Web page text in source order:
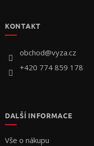
KONTAKT
obchod@vyza.cz
+420 774 859 178
DALŠÍ INFORMACE
Vše o nákupu